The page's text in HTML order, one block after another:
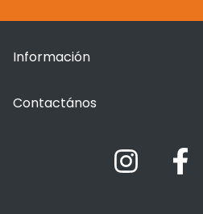
Información
Contactános